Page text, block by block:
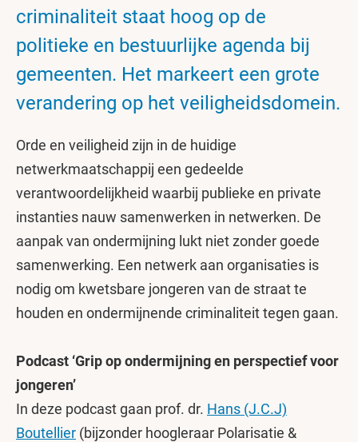
criminaliteit staat hoog op de
politieke en bestuurlijke agenda bij
gemeenten. Het markeert een grote
verandering op het veiligheidsdomein.
Orde en veiligheid zijn in de huidige
netwerkmaatschappij een gedeelde
verantwoordelijkheid waarbij publieke en private
instanties nauw samenwerken in netwerken. De
aanpak van ondermijning lukt niet zonder goede
samenwerking. Een netwerk aan organisaties is
nodig om kwetsbare jongeren van de straat te
houden en ondermijnende criminaliteit tegen gaan.
Podcast ‘Grip op ondermijning en perspectief voor
jongeren’
In deze podcast gaan prof. dr. Hans (J.C.J)
Boutellier (bijzonder hoogleraar Polarisatie &